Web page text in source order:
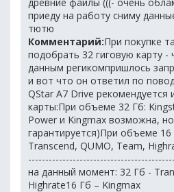
приеду на работу сниму
тютю
Комментарий:При покупке
подобрать 32 гиговую карту
данным регикомпришлось
и вот что он ответил по
QStar A7 Drive рекомендуется
карты:При объеме 32 Гб:
Power и Kingmax возможна,
гарантируется)При объеме 16
Transcend, QUMO, Team,
на данный момент: 32 Гб -
Highrate16 Гб – Kingmax